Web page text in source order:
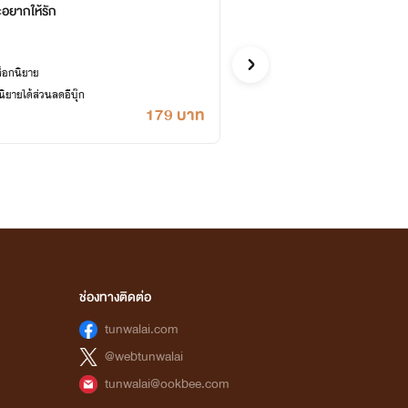
ยากให้รัก
179 บาท
กนิยาย
ยายได้ส่วนลดอีบุ๊ก
ช่องทางติดต่อ
tunwalai.com
@webtunwalai
tunwalai@ookbee.com